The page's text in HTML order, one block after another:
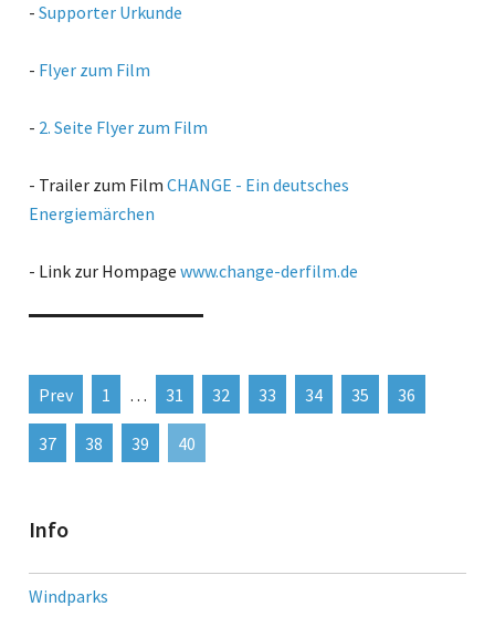
- Supporter Urkunde
- Flyer zum Film
- 2. Seite Flyer zum Film
- Trailer zum Film CHANGE - Ein deutsches
Energiemärchen
- Link zur Hompage www.change-derfilm.de
Prev 1 … 31 32 33 34 35 36
37 38 39 40
Info
Windparks